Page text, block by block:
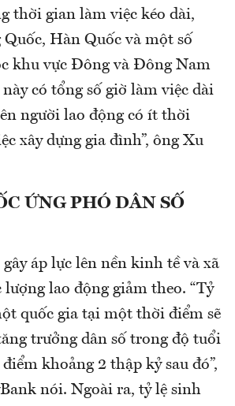
thời gian làm việc kéo dài,
Hàn Quốc và một số
khu vực Đông và Đông Nam
có tổng số giờ làm việc dài
người lao động có ít thời
xây dựng gia đình”, ông Xu
ỨNG PHÓ DÂN SỐ
áp lực lên nền kinh tề và xã
lao động giảm theo. “Tỷ
quốc gia tại một thời điểm sẽ
trưởng dân số trong độ tuổi
khoảng 2 thập kỷ sau đó”,
nói. Ngoài ra, tỷ lệ sinh